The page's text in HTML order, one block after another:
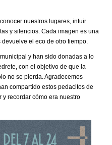
nuestros lugares, intuir
y silencios. Cada imagen es una
el eco de otro tiempo.
y han sido donadas a lo
con el objetivo de que la
no se pierda. Agradecemos
compartido estos pedacitos de
recordar cómo era nuestro